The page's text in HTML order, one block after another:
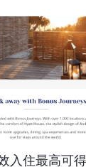
入住最高可